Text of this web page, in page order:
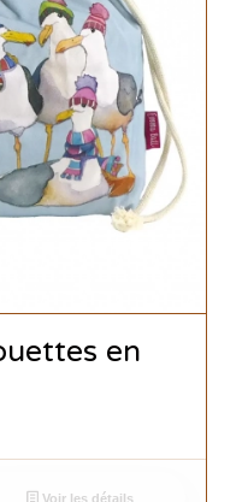
en
Voir les détails